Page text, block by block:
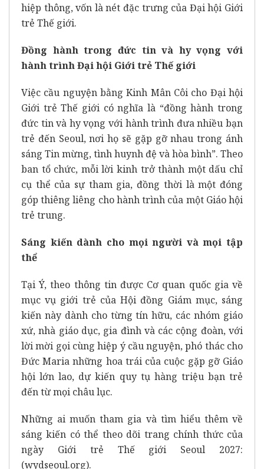
hiệp thông, vốn là nét đặc trưng của Đại hội Giới
trẻ Thế giới.
Đồng hành trong đức tin và hy vọng với
hành trình Đại hội Giới trẻ Thế giới
Việc cầu nguyện bằng Kinh Mân Côi cho Đại hội
Giới trẻ Thế giới có nghĩa là “đồng hành trong
đức tin và hy vọng với hành trình đưa nhiều bạn
trẻ đến Seoul, nơi họ sẽ gặp gỡ nhau trong ánh
sáng Tin mừng, tình huynh đệ và hòa bình”. Theo
ban tổ chức, mỗi lời kinh trở thành một dấu chỉ
cụ thể của sự tham gia, đồng thời là một đóng
góp thiêng liêng cho hành trình của một Giáo hội
trẻ trung.
Sáng kiến dành cho mọi người và mọi tập
thể
Tại Ý, theo thông tin được Cơ quan quốc gia về
mục vụ giới trẻ của Hội đồng Giám mục, sáng
kiến này dành cho từng tín hữu, các nhóm giáo
xứ, nhà giáo dục, gia đình và các cộng đoàn, với
lời mời gọi cùng hiệp ý cầu nguyện, phó thác cho
Đức Maria những hoa trái của cuộc gặp gỡ Giáo
hội lớn lao, dự kiến quy tụ hàng triệu bạn trẻ
đến từ mọi châu lục.
Những ai muốn tham gia và tìm hiểu thêm về
sáng kiến có thể theo dõi trang chính thức của
ngày Giới trẻ Thế giới Seoul 2027:
(wydseoul.org).